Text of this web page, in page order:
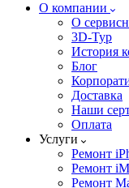
О компании
О
3D-Тур
История
Блог
Доставка
Наши
Оплата
Услуги
Ремонт
Ремонт
Ремонт